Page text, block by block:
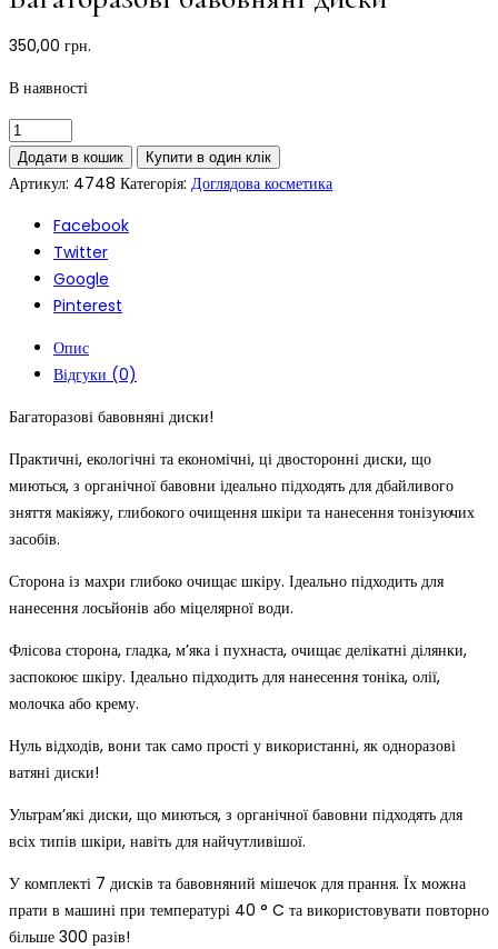
350,00 грн.
В наявності
Додати в кошик Купити в один клік
Артикул: 4748 Категорія: Доглядова косметика
Facebook
Twitter
Google
Pinterest
Опис
Відгуки (0)
Багаторазові бавовняні диски!
Практичні, екологічні та економічні, ці двосторонні диски, що
миються, з органічної бавовни ідеально підходять для дбайливого
зняття макіяжу, глибокого очищення шкіри та нанесення тонізуючих
засобів.
Сторона із махри глибоко очищає шкіру. Ідеально підходить для
нанесення лосьйонів або міцелярної води.
Флісова сторона, гладка, м’яка і пухнаста, очищає делікатні ділянки,
заспокоює шкіру. Ідеально підходить для нанесення тоніка, олії,
молочка або крему.
Нуль відходів, вони так само прості у використанні, як одноразові
ватяні диски!
Ультрам’які диски, що миються, з органічної бавовни підходять для
всіх типів шкіри, навіть для найчутливішої.
У комплекті 7 дисків та бавовняний мішечок для прання. Їх можна
прати в машині при температурі 40 ° C та використовувати повторно
більше 300 разів!